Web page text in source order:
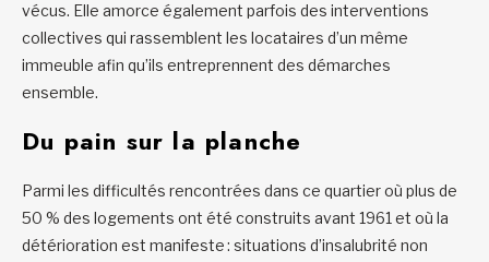
vécus. Elle amorce également parfois des interventions
collectives qui rassemblent les locataires d’un même
immeuble afin qu’ils entreprennent des démarches
ensemble.
Du pain sur la planche
Parmi les difficultés rencontrées dans ce quartier où plus de
50 % des logements ont été construits avant 1961 et où la
détérioration est manifeste : situations d’insalubrité non